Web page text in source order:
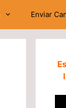
Enviar